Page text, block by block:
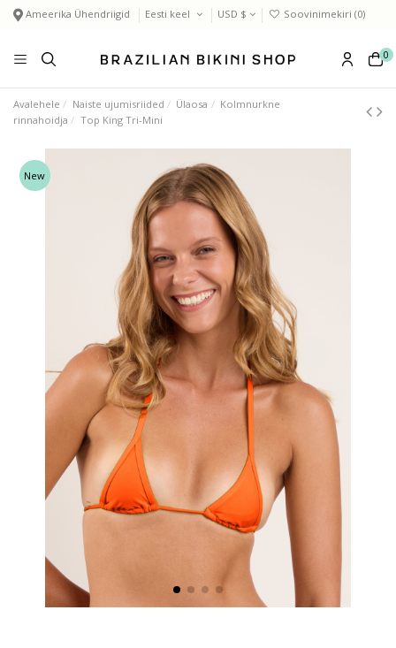
Ameerika Ühendriigid Eesti keel USD $ Soovinimekiri (0)
0
Avalehele Naiste ujumisriided Ülaosa
Kolmnurkne
rinnahoidja
Top King Tri-Mini
New